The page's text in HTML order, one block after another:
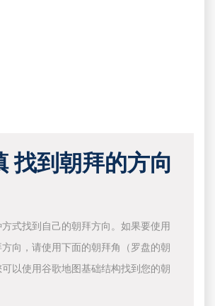
找到朝拜的方向
式找到自己的朝拜方向。如果要使用
向，请使用下面的朝拜角（罗盘的朝
以使用谷歌地图基础结构找到您的朝